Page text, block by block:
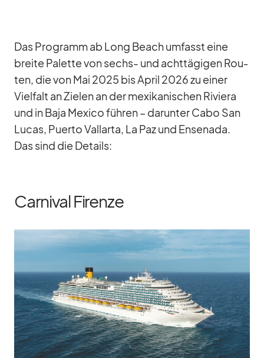
Das Pro­gramm ab Long Beach um­fasst eine
breite Pa­lette von sechs- und acht­tä­gi­gen Rou­
ten, die von Mai 2025 bis April 2026 zu ei­ner
Viel­falt an Zie­len an der me­xi­ka­ni­schen Ri­viera
und in Baja Me­xico füh­ren – dar­un­ter Cabo San
Lu­cas, Pu­erto Vall­arta, La Paz und En­senada.
Das sind die De­tails:
Carnival Firenze